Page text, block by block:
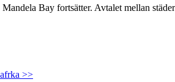
Bay fortsätter. Avtalet mellan
>>